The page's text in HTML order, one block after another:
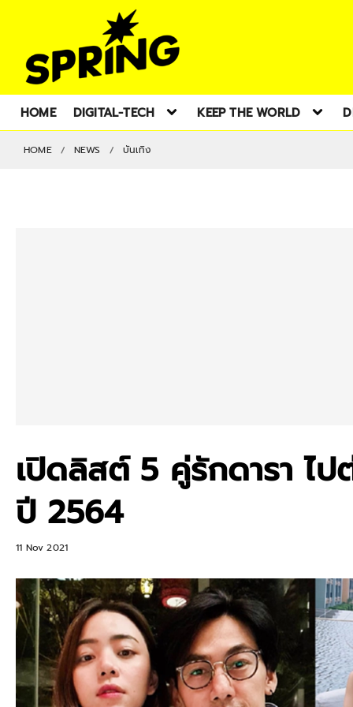
HOME DIGITAL-TECH KEEP THE WORLD
HOME NEWS บันเทิง
เปิดลิสต์ 5 คู่รักดารา ไป
ปี 2564
11 Nov 2021